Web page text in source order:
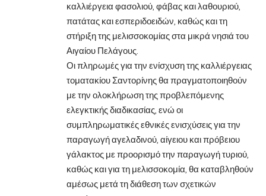
καλλιέργεια φασολιού, φάβας και λαθουριού,
πατάτας και εσπεριδοειδών, καθώς και τη
στήριξη της μελισσοκομίας στα μικρά νησιά του
Αιγαίου Πελάγους.
Οι πληρωμές για την ενίσχυση της καλλιέργειας
τοματακίου Σαντορίνης θα πραγματοποιηθούν
με την ολοκλήρωση της προβλεπόμενης
ελεγκτικής διαδικασίας, ενώ οι
συμπληρωματικές εθνικές ενισχύσεις για την
παραγωγή αγελαδινού, αίγειου και πρόβειου
γάλακτος με προορισμό την παραγωγή τυριού,
καθώς και για τη μελισσοκομία, θα καταβληθούν
αμέσως μετά τη διάθεση των σχετικών